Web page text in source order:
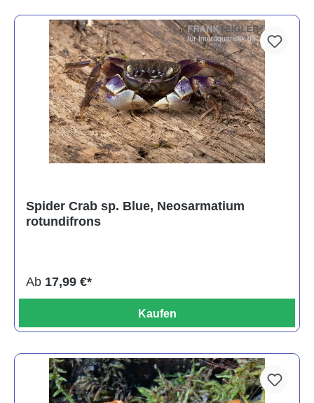
Spider Crab sp. Blue, Neosarmatium
rotundifrons
Ab 17,99 €*
Kaufen